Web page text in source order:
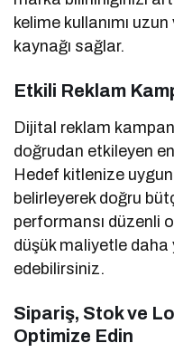
kelime kullanımı
kaynağı sağlar.
Etkili Reklam
Dijital reklam
doğrudan etkileyen
Hedef kitlenize
belirleyerek doğru
performansı düzenli
düşük maliyetle daha
edebilirsiniz.
Sipariş, Stok ve
Optimize Edin